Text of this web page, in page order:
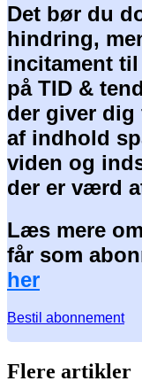
Det bør du
hindring,
incitament
på TID &
der giver dig
af indhold
viden og
der er værd
Læs mere
får som
her
Bestil abonnement
Flere artikler